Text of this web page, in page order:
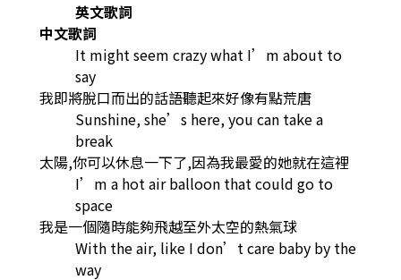
英文歌詞
中文歌詞
It might seem crazy what I’m about to
say
我即將脫口而出的話語聽起來好像有點荒唐
Sunshine, she’s here, you can take a
break
太陽,你可以休息一下了,因為我最愛的她就在這裡
I’m a hot air balloon that could go to
space
我是一個隨時能夠飛越至外太空的熱氣球
With the air, like I don’t care baby by the
way